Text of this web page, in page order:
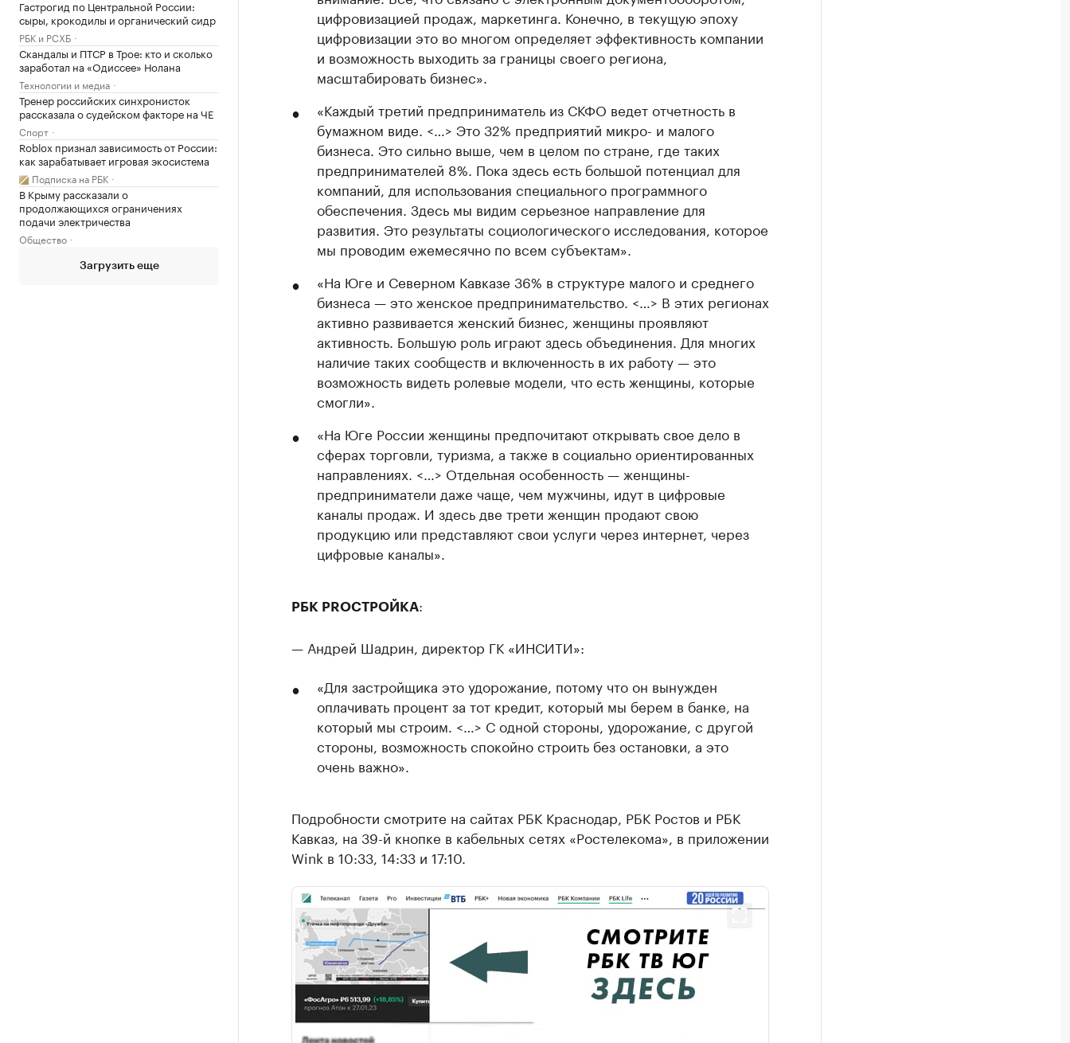
Гастрогид по Центральной России:
сыры, крокодилы и органический сидр
РБК и РСХБ
Скандалы и ПТСР в Трое: кто и сколько
заработал на «Одиссее» Нолана
Технологии и медиа
Тренер российских синхронисток
рассказала о судейском факторе на ЧЕ
Спорт
Roblox признал зависимость от России:
как зарабатывает игровая экосистема
Подписка на РБК
В Крыму рассказали о
продолжающихся ограничениях
подачи электричества
Общество
Загрузить еще
цифровизацией продаж, маркетинга. Конечно, в текущую эпоху
цифровизации это во многом определяет эффективность компании
и возможность выходить за границы своего региона,
масштабировать бизнес».
«Каждый третий предприниматель из СКФО ведет отчетность в
бумажном виде. <…> Это 32% предприятий микро- и малого
бизнеса. Это сильно выше, чем в целом по стране, где таких
предпринимателей 8%. Пока здесь есть большой потенциал для
компаний, для использования специального программного
обеспечения. Здесь мы видим серьезное направление для
развития. Это результаты социологического исследования, которое
мы проводим ежемесячно по всем субъектам».
«На Юге и Северном Кавказе 36% в структуре малого и среднего
бизнеса — это женское предпринимательство. <…> В этих регионах
активно развивается женский бизнес, женщины проявляют
активность. Большую роль играют здесь объединения. Для многих
наличие таких сообществ и включенность в их работу — это
возможность видеть ролевые модели, что есть женщины, которые
смогли».
«На Юге России женщины предпочитают открывать свое дело в
сферах торговли, туризма, а также в социально ориентированных
направлениях. <…> Отдельная особенность — женщины-
предприниматели даже чаще, чем мужчины, идут в цифровые
каналы продаж. И здесь две трети женщин продают свою
продукцию или представляют свои услуги через интернет, через
цифровые каналы».
РБК PROСТРОЙКА:
— Андрей Шадрин, директор ГК «ИНСИТИ»:
«Для застройщика это удорожание, потому что он вынужден
оплачивать процент за тот кредит, который мы берем в банке, на
который мы строим. <…> С одной стороны, удорожание, с другой
стороны, возможность спокойно строить без остановки, а это
очень важно».
Подробности смотрите на сайтах РБК Краснодар, РБК Ростов и РБК
Кавказ, на 39-й кнопке в кабельных сетях «Ростелекома», в приложении
Wink в 10:33, 14:33 и 17:10.